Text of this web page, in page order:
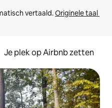
vertaald. Originele taal
Je plek op Airbnb zetten